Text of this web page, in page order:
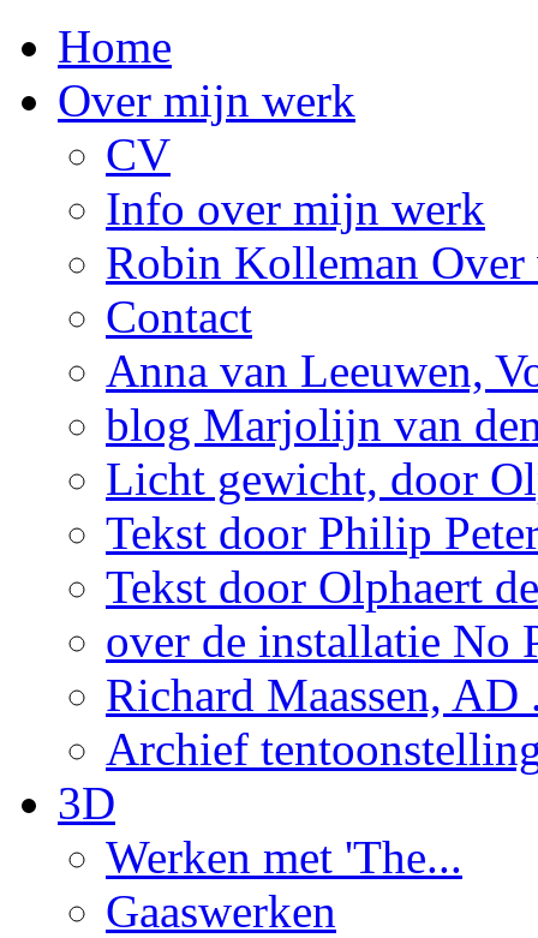
Home
Over mijn werk
CV
Info over mijn werk
Robin Kolleman
Contact
Anna van Leeuwen,
blog Marjolijn van
Licht gewicht, door
Tekst door Philip
Tekst door Olphaert
over de installatie No
Richard Maassen, AD
Archief
3D
Werken met 'The...
Gaaswerken